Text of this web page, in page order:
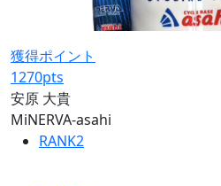
獲得ポイント
1270pts
安原 大貴
MiNERVA-asahi
RANK2